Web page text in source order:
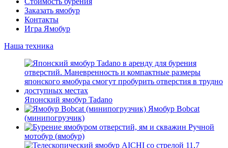
Заказать ямобур
Контакты
Игра Ямобур
Наша техника
Японский ямобур Tadano
Ямобур Bobcat
(минипогрузчик)
Ручной
мотобур (ямобур)